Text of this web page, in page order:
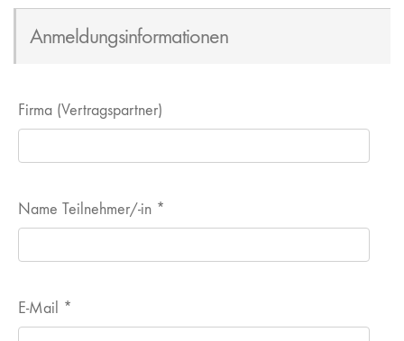
Anmeldungsinformationen
Firma (Vertragspartner)
Name Teilnehmer/-in *
E-Mail *